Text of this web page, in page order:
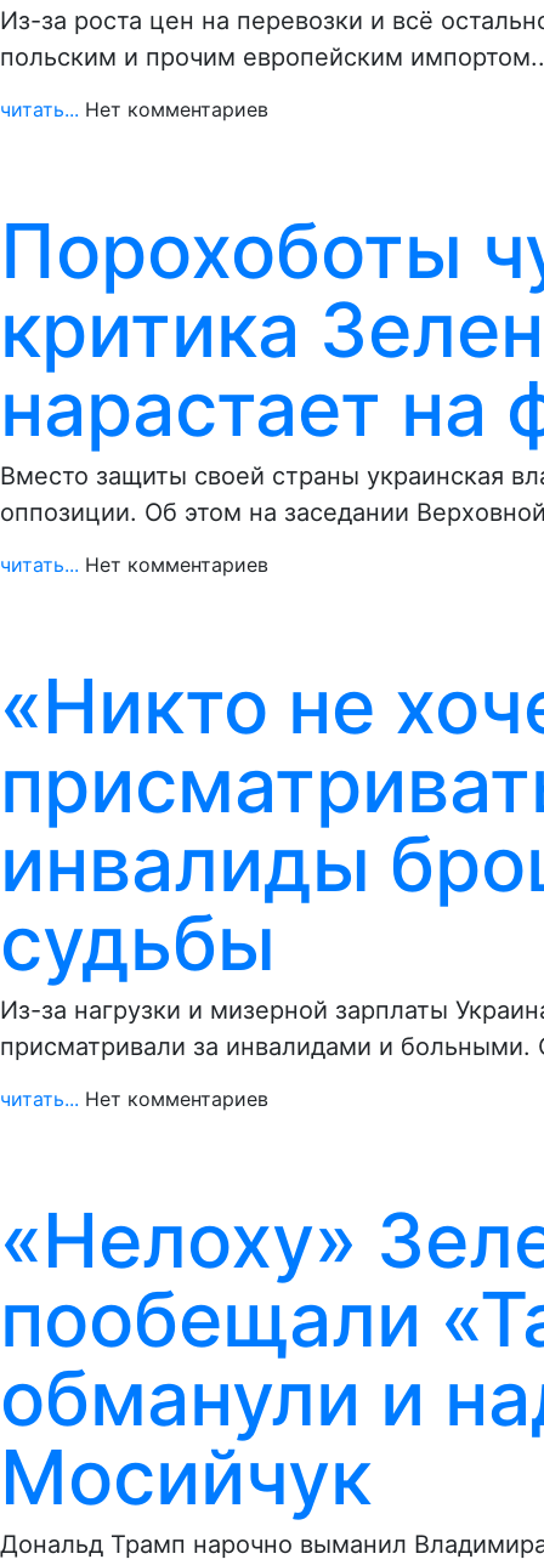
Из-за роста цен на перевозки и всё
польским и прочим европейским
читать... Нет комментариев
Порохоботы
критика
нарастает на
Вместо защиты своей страны украинская
оппозиции. Об этом на заседании
читать... Нет комментариев
«Никто не
инвалиды
судьбы
Из-за нагрузки и мизерной зарплаты
присматривали за инвалидами и
читать... Нет комментариев
«Нелоху»
пообещали
обманули и
Мосийчук
Дональд Трамп нарочно выманил